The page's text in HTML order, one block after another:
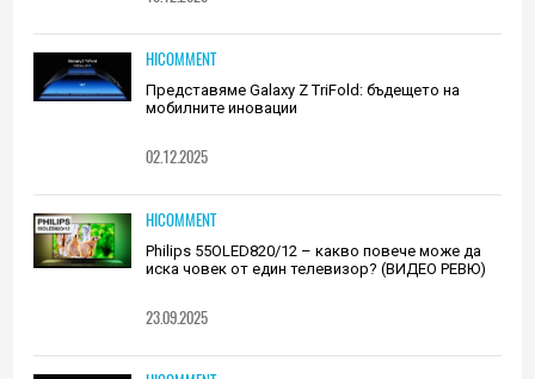
HICOMMENT
Представяме Galaxy Z TriFold: бъдещето на
мобилните иновации
02.12.2025
HICOMMENT
Philips 55OLED820/12 – какво повече може да
иска човек от един телевизор? (ВИДЕО РЕВЮ)
23.09.2025